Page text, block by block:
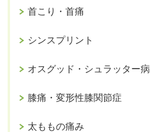
首こり・首痛
シンスプリント
オスグッド・シュラッター病
膝痛・変形性膝関節症
太ももの痛み